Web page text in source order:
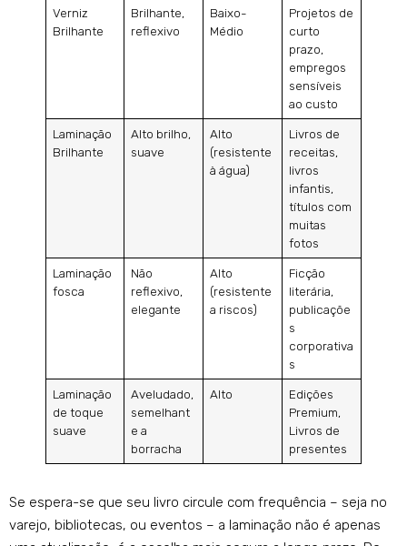
Verniz
Brilhante
Brilhante,
reflexivo
Baixo-
Médio
Projetos de
curto
prazo,
empregos
sensíveis
ao custo
Laminação
Brilhante
Alto brilho,
suave
Alto
(resistente
à água)
Livros de
receitas,
livros
infantis,
títulos com
muitas
fotos
Laminação
fosca
Não
reflexivo,
elegante
Alto
(resistente
a riscos)
Ficção
literária,
publicaçõe
s
corporativa
s
Laminação
de toque
suave
Aveludado,
semelhant
e a
borracha
Alto
Edições
Premium,
Livros de
presentes
Se espera-se que seu livro circule com frequência – seja no
varejo, bibliotecas, ou eventos – a laminação não é apenas